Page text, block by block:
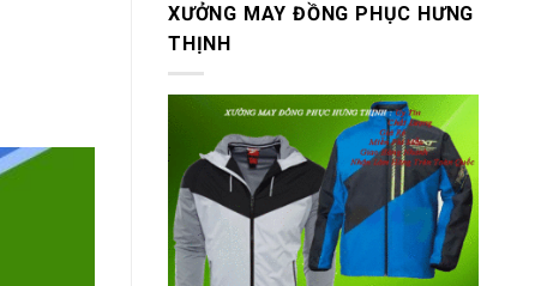
XƯỞNG MAY ĐỒNG PHỤC HƯNG
THỊNH